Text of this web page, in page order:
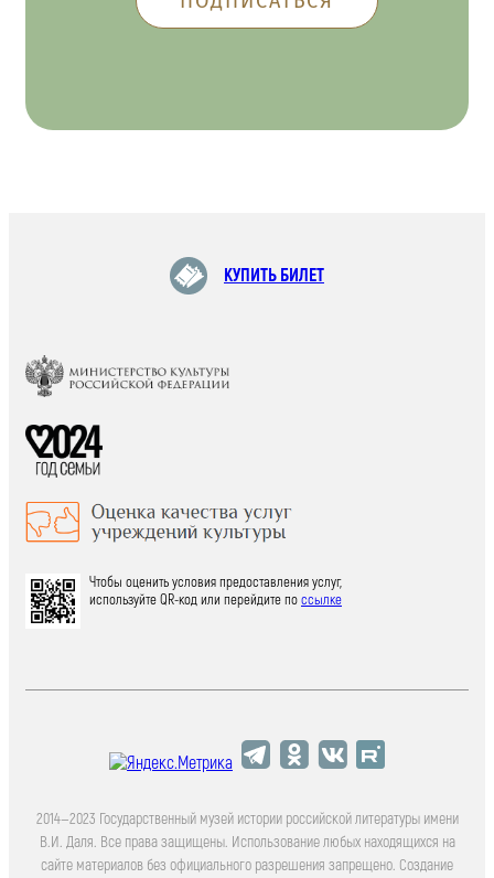
КУПИТЬ БИЛЕТ
Чтобы оценить условия предоставления услуг,
используйте QR-код или перейдите поссылке
2014—2023 Государственный музей истории российской литературы имени
В.И. Даля. Все права защищены. Использование любых находящихся на
сайте материалов без официального разрешения запрещено. Создание